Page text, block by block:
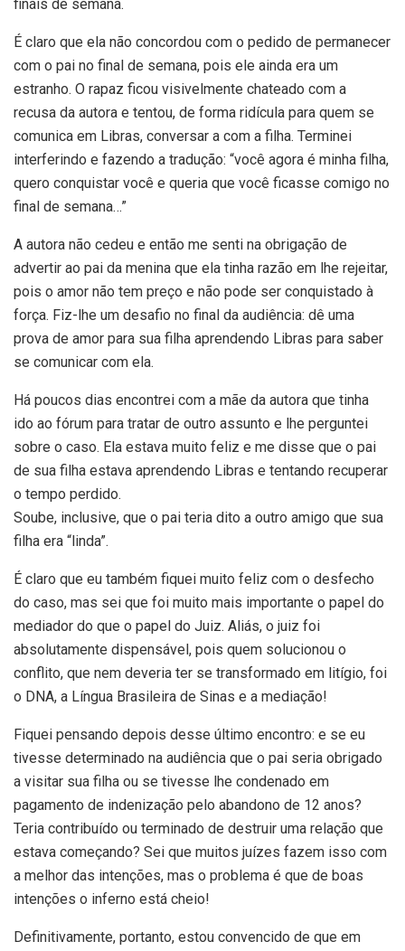
finais de semana.
É claro que ela não concordou com o pedido de permanecer
com o pai no final de semana, pois ele ainda era um
estranho. O rapaz ficou visivelmente chateado com a
recusa da autora e tentou, de forma ridícula para quem se
comunica em Libras, conversar a com a filha. Terminei
interferindo e fazendo a tradução: “você agora é minha filha,
quero conquistar você e queria que você ficasse comigo no
final de semana…”
A autora não cedeu e então me senti na obrigação de
advertir ao pai da menina que ela tinha razão em lhe rejeitar,
pois o amor não tem preço e não pode ser conquistado à
força. Fiz-lhe um desafio no final da audiência: dê uma
prova de amor para sua filha aprendendo Libras para saber
se comunicar com ela.
Há poucos dias encontrei com a mãe da autora que tinha
ido ao fórum para tratar de outro assunto e lhe perguntei
sobre o caso. Ela estava muito feliz e me disse que o pai
de sua filha estava aprendendo Libras e tentando recuperar
o tempo perdido.
Soube, inclusive, que o pai teria dito a outro amigo que sua
filha era “linda”.
É claro que eu também fiquei muito feliz com o desfecho
do caso, mas sei que foi muito mais importante o papel do
mediador do que o papel do Juiz. Aliás, o juiz foi
absolutamente dispensável, pois quem solucionou o
conflito, que nem deveria ter se transformado em litígio, foi
o DNA, a Língua Brasileira de Sinas e a mediação!
Fiquei pensando depois desse último encontro: e se eu
tivesse determinado na audiência que o pai seria obrigado
a visitar sua filha ou se tivesse lhe condenado em
pagamento de indenização pelo abandono de 12 anos?
Teria contribuído ou terminado de destruir uma relação que
estava começando? Sei que muitos juízes fazem isso com
a melhor das intenções, mas o problema é que de boas
intenções o inferno está cheio!
Definitivamente, portanto, estou convencido de que em